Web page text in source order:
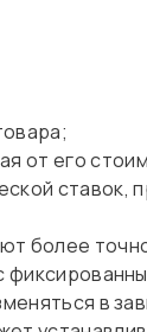
от его
ставок,
более
в